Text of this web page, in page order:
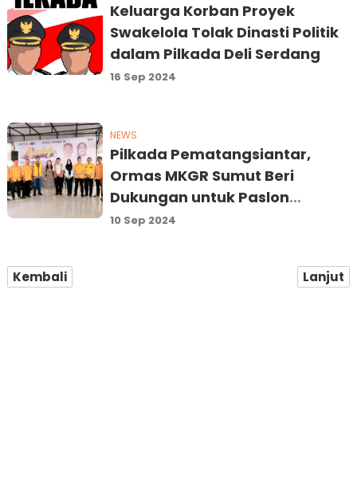
Keluarga Korban Proyek
Swakelola Tolak Dinasti Politik
dalam Pilkada Deli Serdang
16 Sep 2024
NEWS
Pilkada Pematangsiantar,
Ormas MKGR Sumut Beri
Dukungan untuk Paslon
Mantap
10 Sep 2024
Kembali Lanjut